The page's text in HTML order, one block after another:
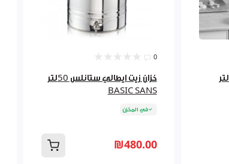
خزان زيت بدون قاعدة 15 لتر
0
خزان زيت ايطالي ستانلس 50لتر
BASIC SANS
في المخزن
₪480.00